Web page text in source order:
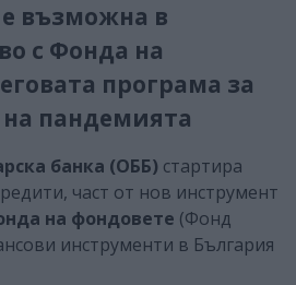
е възможна в
с Фонда на
програма за
пандемията
банка (ОББ) стартира
част от нов инструмент
на фондовете (Фонд
инструменти в България